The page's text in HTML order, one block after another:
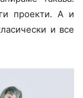
проекти. А и
и все